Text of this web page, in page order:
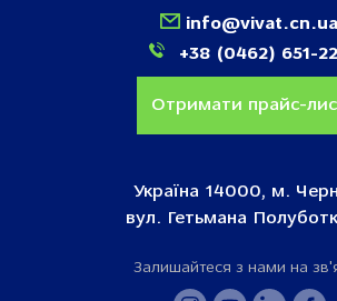
info@vivat.cn.ua
+38 (0462) 651-
Отримати прайс-
Україна 14000, м.
вул. Гетьмана
Залишайтеся з нами на